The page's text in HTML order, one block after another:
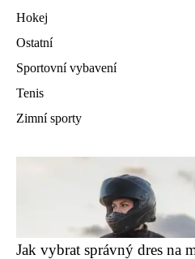
Hokej
Ostatní
Sportovní vybavení
Tenis
Zimní sporty
Jak vybrat správný dres na